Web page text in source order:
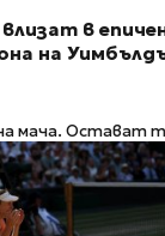
в
на
на мача. Остават